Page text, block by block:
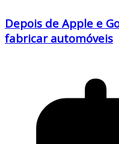
Depois de Apple e
fabricar automóveis